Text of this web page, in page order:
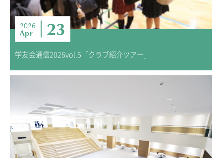
2026
Apr 23
学友会通信2026vol.5「クラブ紹介ツアー」